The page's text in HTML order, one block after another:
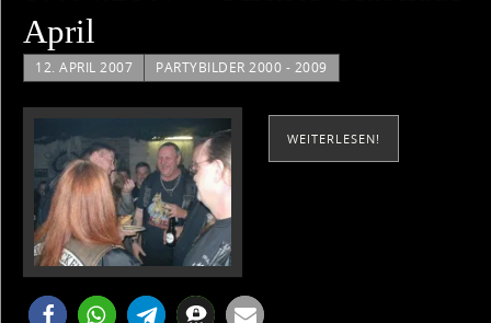
April
12. APRIL 2007 PARTYBILDER 2000 - 2009
WEITERLESEN!